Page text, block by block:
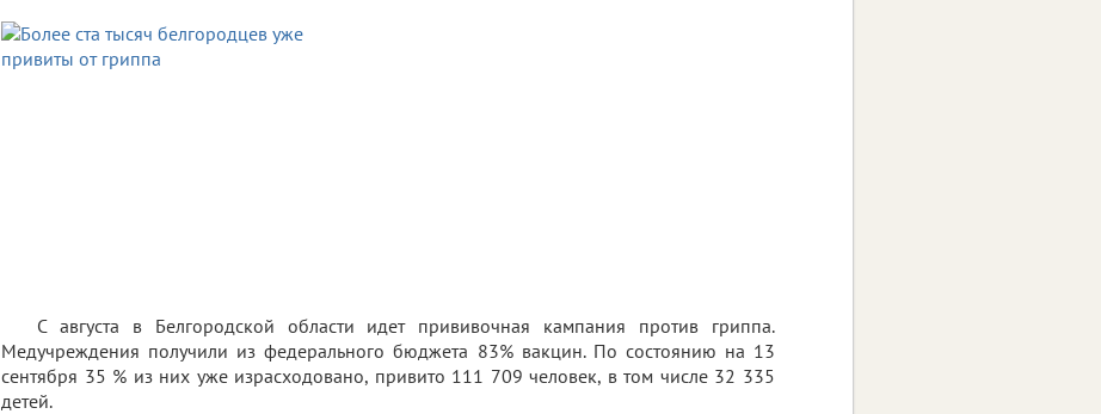
С августа в Белгородской области идет прививочная кампания против гриппа.
Медучреждения получили из федерального бюджета 83% вакцин. По состоянию на 13
сентября 35 % из них уже израсходовано, привито 111 709 человек, в том числе 32 335
детей.